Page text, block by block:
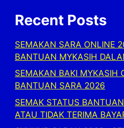
Recent Posts
SEMAKAN SARA ONLINE
BANTUAN MYKASIH
SEMAKAN BAKI MYKASIH
BANTUAN SARA 2026
SEMAK STATUS
ATAU TIDAK TERIMA